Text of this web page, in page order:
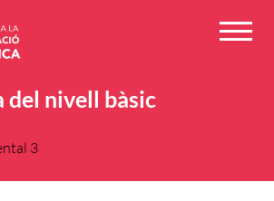
del nivell bàsic
3